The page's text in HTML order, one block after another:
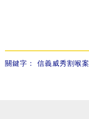
關鍵字： 信義威秀割喉案